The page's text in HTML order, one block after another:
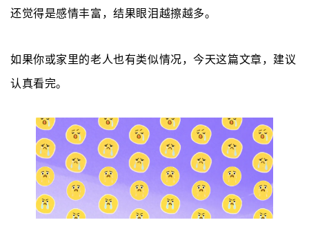
还觉得是感情丰富，结果眼泪越擦越多。
如果你或家里的老人也有类似情况，今天这篇文章，建议
认真看完。